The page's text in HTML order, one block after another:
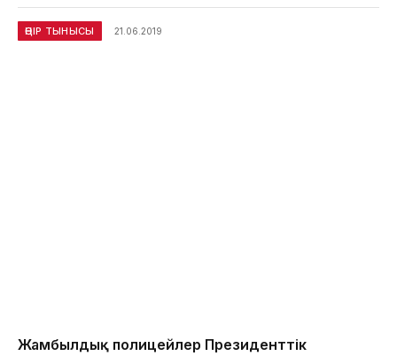
ӨҢІР ТЫНЫСЫ 21.06.2019
Жамбылдық полицейлер Президенттік